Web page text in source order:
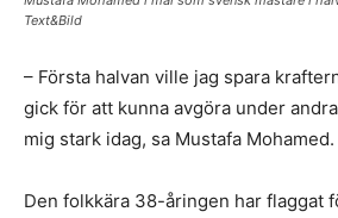
Text&Bild
– Första halvan ville jag spara
gick för att kunna avgöra under
mig stark idag, sa Mustafa Mohamed.
Den folkkära 38-åringen har flaggat